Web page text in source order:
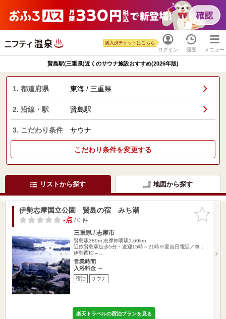
ログイン
購入済チケットはこちら
履歴 メニュー
賢島駅(三重県)近くのサウナ施設おすすめ(2026年版)
1. 都道府県 東海 / 三重県
2. 沿線・駅 賢島駅
3. こだわり条件 サウナ
こだわり条件を変更する
リストから探す 地図から探す
お気に入
りに追加
伊勢志摩国立公園 賢島の宿 みち潮
-点/ 0 件
三重県 / 志摩市
賢島駅389m 志摩神明駅1.69km
近鉄賢島駅徒歩5分・送迎15時～21時※要当日電話／車：
伊勢西IC→…
営業時間
入浴料金 ～
宿泊 サウナ
楽天トラベルの宿泊プランを見る